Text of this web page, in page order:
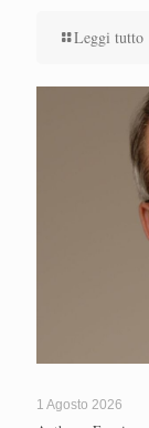
Leggi tutto
1 Agosto 2026